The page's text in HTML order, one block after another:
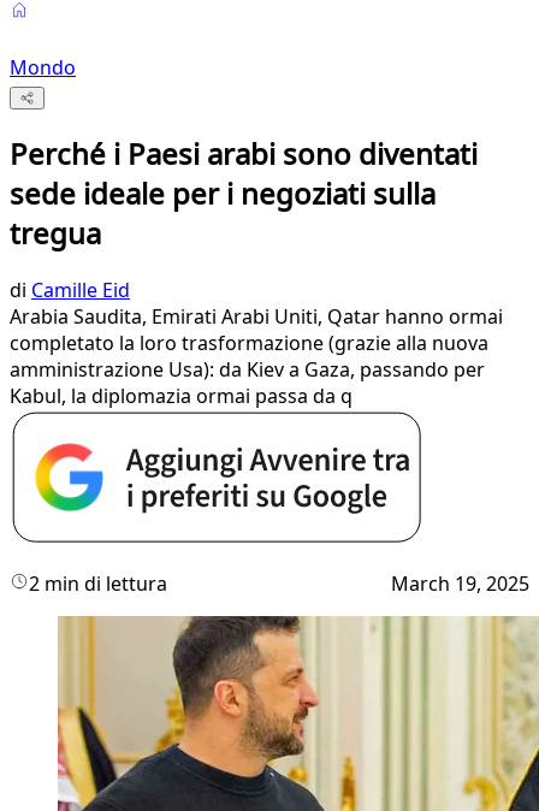
Mondo
Perché i Paesi arabi sono diventati
sede ideale per i negoziati sulla
tregua
di Camille Eid
Arabia Saudita, Emirati Arabi Uniti, Qatar hanno ormai
completato la loro trasformazione (grazie alla nuova
amministrazione Usa): da Kiev a Gaza, passando per
Kabul, la diplomazia ormai passa da q
2 min di lettura March 19, 2025